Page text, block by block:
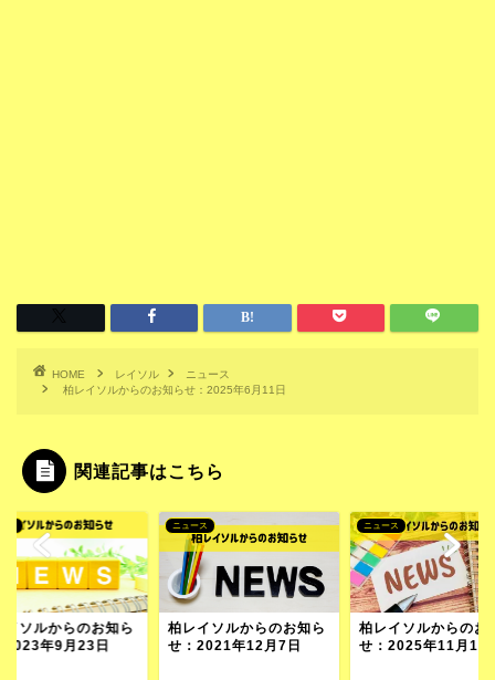
HOME レイソル
ニュース
柏レイソルからのお知らせ：2025年6月11日
関連記事はこちら
イソルからのお知ら
2023年9月23日
ニュース
柏レイソルからのお知ら
せ：2021年12月7日
ニュース
柏レイソルからのお
せ：2025年11月17